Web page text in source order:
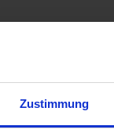
Zustimmung